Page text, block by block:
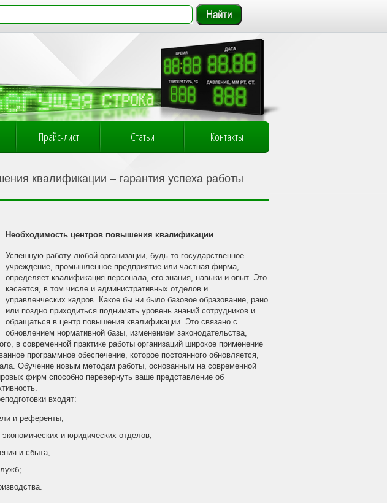
Прайс-лист Статьи Контакты
квалификации – гарантия успеха работы
Необходимость центров повышения квалификации
Успешную работу любой организации, будь то государственное
учреждение, промышленное предприятие или частная фирма,
определяет квалификация персонала, его знания, навыки и опыт. Это
касается, в том числе и административных отделов и
управленческих кадров. Какое бы ни было базовое образование, рано
или поздно приходиться поднимать уровень знаний сотрудников и
обращаться в центр повышения квалификации. Это связано с
обновлением нормативной базы, изменением законодательства,
в современной практике работы организаций широкое применение
программное обеспечение, которое постоянного обновляется,
Обучение новым методам работы, основанным на современной
фирм способно перевернуть ваше представление об
входят:
и референты;
и юридических отделов;
и сбыта;